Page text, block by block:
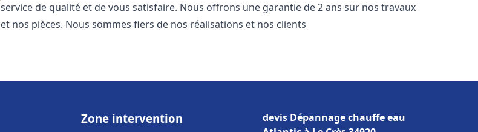
service de qualité et de vous satisfaire. Nous offrons une garantie de 2 ans sur nos travaux
et nos pièces. Nous sommes fiers de nos réalisations et nos clients
Zone intervention
devis Dépannage chauffe eau